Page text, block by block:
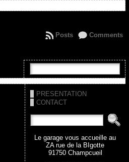
Comments
Posts
PRESENTATION
CONTACT
Le garage vous accueille au
ZA rue de la BIgotte
91750 Champcueil